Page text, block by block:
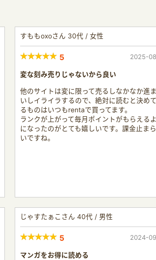
すももoxoさん 30代 / 女性
5 2025-
変な刻み売りじゃないから良い
他のサイトは変に限って売るしなかなか進
いしイライラするので、絶対に読むと決め
るものはいつもrentaで買ってます。
ランクが上がって毎月ポイントがもらえる
になったのがとても嬉しいです。課金止ま
いですね。
じゃすたぁこさん 40代 / 男性
5 2024-
マンガをお得に読める